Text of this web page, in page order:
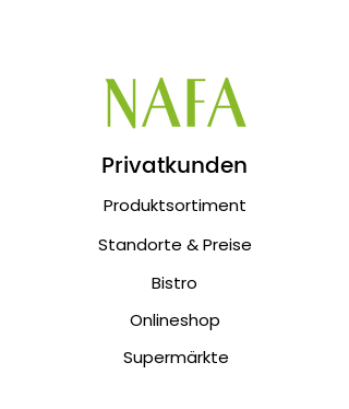
Privatkunden
Produktsortiment
Standorte & Preise
Bistro
Onlineshop
Supermärkte